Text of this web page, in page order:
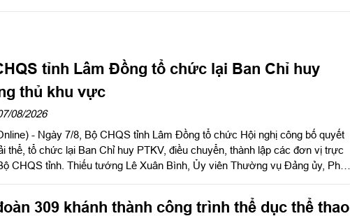
tỉnh Lâm Đồng tổ chức lại Ban Chỉ huy
thủ khu vực
08/2026
- Ngày 7/8, Bộ CHQS tỉnh Lâm Đồng tổ chức Hội nghị công bố quyết
thể, tổ chức lại Ban Chỉ huy PTKV, điều chuyển, thành lập các đơn vị trực
CHQS tỉnh. Thiếu tướng Lê Xuân Bình, Ủy viên Thường vụ Đảng ủy, Phó
Ủy viên Thường vụ Tỉnh ủy, Chỉ huy trưởng Bộ CHQS tỉnh Lâm Đồng
nghị.309 khánh thành công trình thể dục thể thao